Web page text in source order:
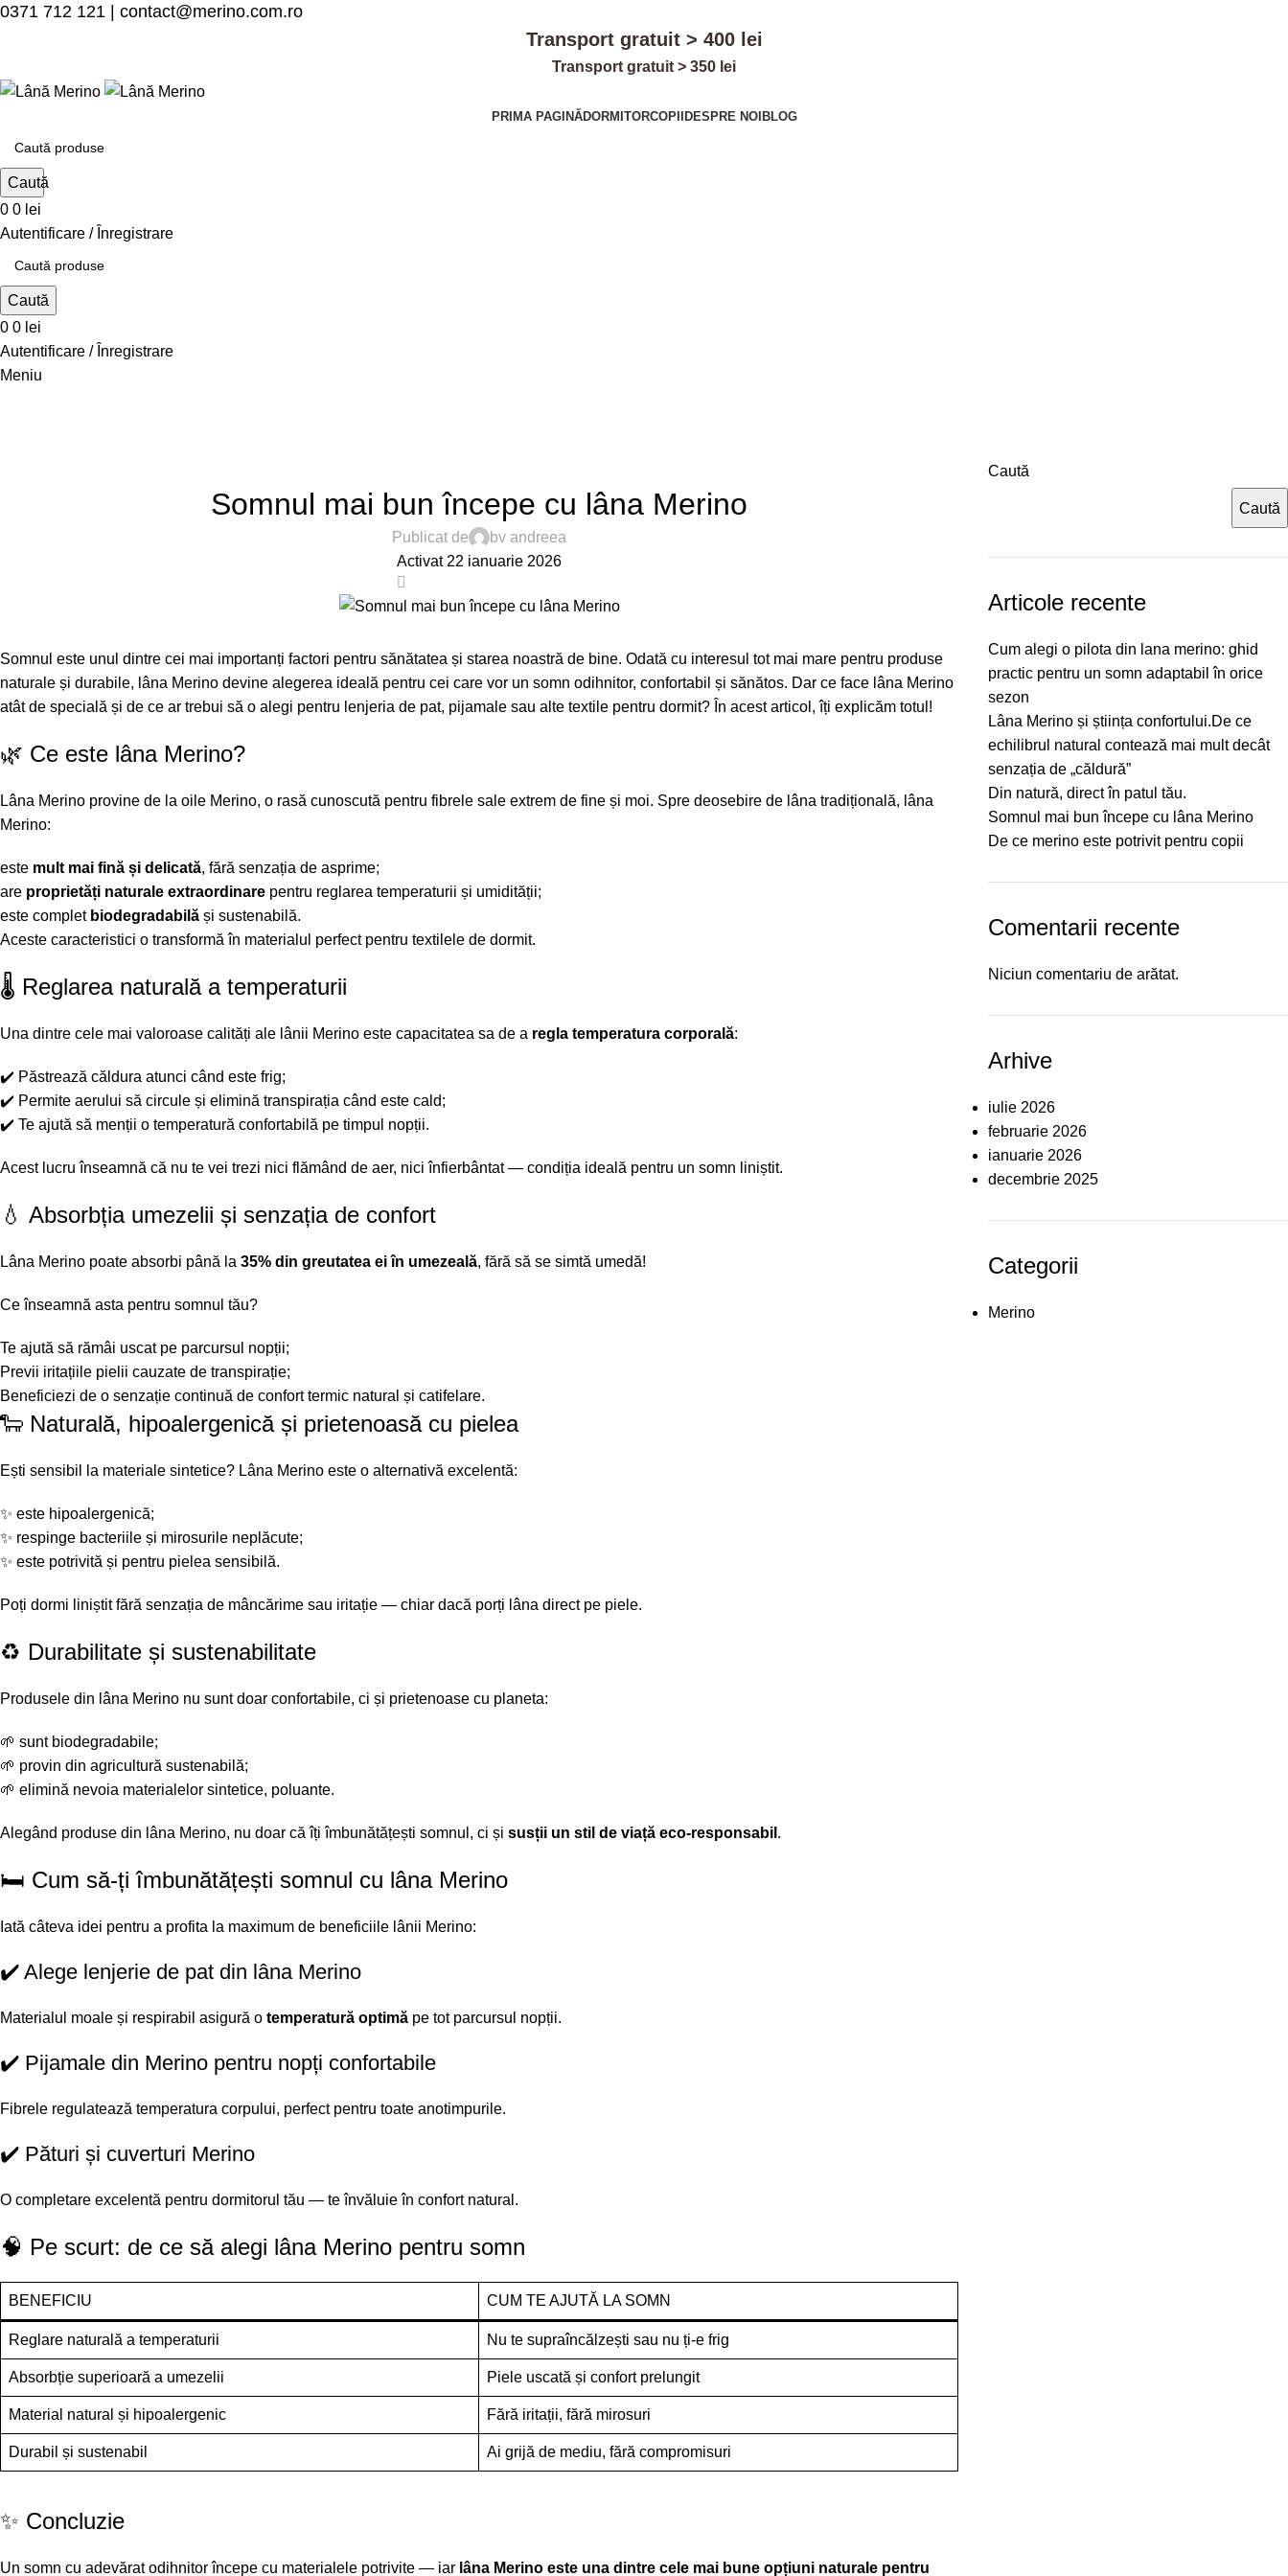
0371 712 121 contact@merino.com.ro
Transport gratuit > 400 lei
Transport gratuit > 350 lei
PRIMA PAGINĂDORMITORCOPII DESPRE NOI BLOG
Caută
0 0 lei
Autentificare / Înregistrare
Caută
0 0 lei
Autentificare / Înregistrare
Meniu
Somnul mai bun începe cu lâna Merino
Publicat de
bv andreea
Activat 22 ianuarie 2026
Somnul este unul dintre cei mai importanți factori pentru sănătatea și starea noastră de bine. Odată cu interesul tot mai mare pentru produse
naturale și durabile, lâna Merino devine alegerea ideală pentru cei care vor un somn odihnitor, confortabil și sănătos. Dar ce face lâna Merino
atât de specială și de ce ar trebui să o alegi pentru lenjeria de pat, pijamale sau alte textile pentru dormit? În acest articol, îți explicăm totul!
🌿 Ce este lâna Merino?
Lâna Merino provine de la oile Merino, o rasă cunoscută pentru fibrele sale extrem de fine și moi. Spre deosebire de lâna tradițională, lâna
Merino:
este mult mai fină și delicată, fără senzația de asprime;
are proprietăți naturale extraordinare pentru reglarea temperaturii și umidității;
este complet biodegradabilă și sustenabilă.
Aceste caracteristici o transformă în materialul perfect pentru textilele de dormit.
🌡️ Reglarea naturală a temperaturii
Una dintre cele mai valoroase calități ale lânii Merino este capacitatea sa de a regla temperatura corporală:
✔️ Păstrează căldura atunci când este frig;
✔️ Permite aerului să circule și elimină transpirația când este cald;
✔️ Te ajută să menții o temperatură confortabilă pe timpul nopții.
Acest lucru înseamnă că nu te vei trezi nici flămând de aer, nici înfierbântat — condiția ideală pentru un somn liniștit.
💧 Absorbția umezelii și senzația de confort
Lâna Merino poate absorbi până la 35% din greutatea ei în umezeală, fără să se simtă umedă!
Ce înseamnă asta pentru somnul tău?
Te ajută să rămâi uscat pe parcursul nopții;
Previi iritațiile pielii cauzate de transpirație;
Beneficiezi de o senzație continuă de confort termic natural și catifelare.
🐑 Naturală, hipoalergenică și prietenoasă cu pielea
Ești sensibil la materiale sintetice? Lâna Merino este o alternativă excelentă:
✨ este hipoalergenică;
✨ respinge bacteriile și mirosurile neplăcute;
✨ este potrivită și pentru pielea sensibilă.
Poți dormi liniștit fără senzația de mâncărime sau iritație — chiar dacă porți lâna direct pe piele.
♻️ Durabilitate și sustenabilitate
Produsele din lâna Merino nu sunt doar confortabile, ci și prietenoase cu planeta:
🌱 sunt biodegradabile;
🌱 provin din agricultură sustenabilă;
🌱 elimină nevoia materialelor sintetice, poluante.
Alegând produse din lâna Merino, nu doar că îți îmbunătățești somnul, ci și susții un stil de viață eco-responsabil .
🛏️ Cum să-ți îmbunătățești somnul cu lâna Merino
Iată câteva idei pentru a profita la maximum de beneficiile lânii Merino:
✔️ Alege lenjerie de pat din lâna Merino
Materialul moale și respirabil asigură o temperatură optimă pe tot parcursul nopții.
✔️ Pijamale din Merino pentru nopți confortabile
Fibrele regulatează temperatura corpului, perfect pentru toate anotimpurile.
✔️ Pături și cuverturi Merino
O completare excelentă pentru dormitorul tău — te învăluie în confort natural.
🧠 Pe scurt: de ce să alegi lâna Merino pentru somn
BENEFICIU CUM TE AJUTĂ LA SOMN
Reglare naturală a temperaturii Nu te supraîncălzești sau nu ți-e frig
Absorbție superioară a umezelii Piele uscată și confort prelungit
Material natural și hipoalergenic Fără iritații, fără mirosuri
Durabil și sustenabil Ai grijă de mediu, fără compromisuri
✨ Concluzie
Un somn cu adevărat odihnitor începe cu materialele potrivite — iar lâna Merino este una dintre cele mai bune opțiuni naturale pentru
Caută
Caută
Articole recente
Cum alegi o pilota din lana merino: ghid
practic pentru un somn adaptabil în orice
sezon
Lâna Merino și știința confortului.De ce
echilibrul natural contează mai mult decât
senzația de „căldură”
Din natură, direct în patul tău.
Somnul mai bun începe cu lâna Merino
De ce merino este potrivit pentru copii
Comentarii recente
Niciun comentariu de arătat.
Arhive
iulie 2026
februarie 2026
ianuarie 2026
decembrie 2025
Categorii
Merino